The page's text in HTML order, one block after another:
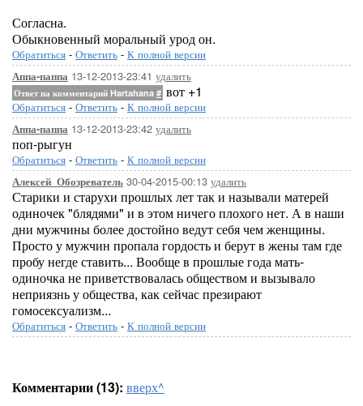
Согласна.
Обыкновенный моральный урод он.
Обратиться - Ответить - К полной версии
Аппа-паппа 13-12-2013-23:41 удалить
Ответ на комментарий Hartahana # вот +1
Обратиться - Ответить - К полной версии
Аппа-паппа 13-12-2013-23:42 удалить
поп-рыгун
Обратиться - Ответить - К полной версии
Алексей_Обозреватель 30-04-2015-00:13 удалить
Старики и старухи прошлых лет так и называли матерей
одиночек "блядями" и в этом ничего плохого нет. А в наши
дни мужчины более достойно ведут себя чем женщины.
Просто у мужчин пропала гордость и берут в жены там где
пробу негде ставить... Вообще в прошлые года мать-
одиночка не приветствовалась обществом и вызывало
неприязнь у общества, как сейчас презирают
гомосексуализм...
Обратиться - Ответить - К полной версии
Комментарии (13): вверх^